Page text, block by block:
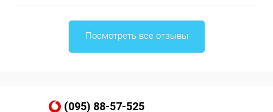
Посмотреть все отзывы
(095) 88-57-525